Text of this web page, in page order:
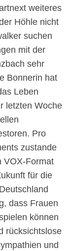
weiteres
Höhle nicht
suchen
mit der
sehr
Bonnerin hat
Leben
letzten Woche
Pro
zustande
VOX-Format
für die
dass Frauen
können
rücksichtslose
und